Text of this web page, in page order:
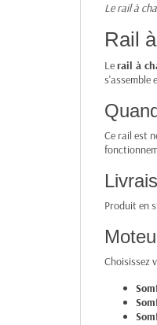
Le rail à
Rail
Lerail à
s'assemble
Ce rail est
Produit en
Choisissez